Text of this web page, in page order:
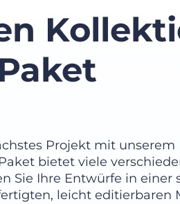
Projekt mit
bietet viele
Sie Ihre Entwürfe in einer
leicht editierbaren